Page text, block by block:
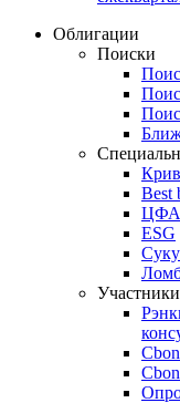
Облигации
Поиски
Best
ЦФА
ESG